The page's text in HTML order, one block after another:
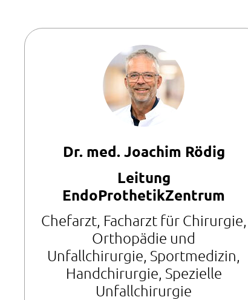
Dr. med. Joachim Rödig
Leitung
EndoProthetikZentrum
Chefarzt, Facharzt für Chirurgie,
Orthopädie und
Unfallchirurgie, Sportmedizin,
Handchirurgie, Spezielle
Unfallchirurgie